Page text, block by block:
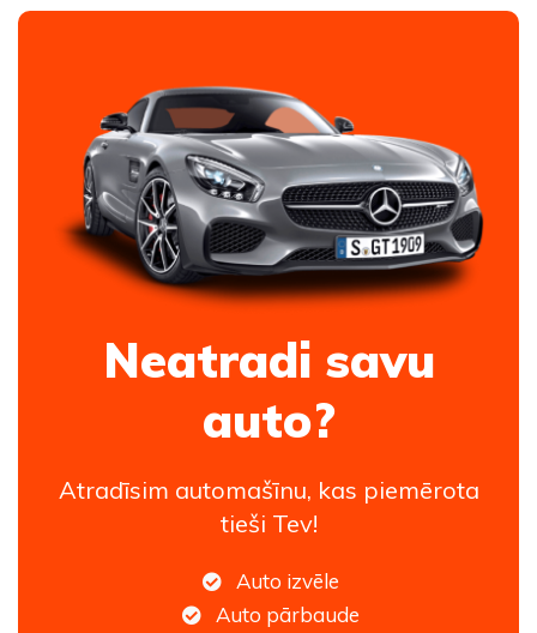
Neatradi savu
auto?
Atradīsim automašīnu, kas piemērota
tieši Tev!
Auto izvēle
Auto pārbaude